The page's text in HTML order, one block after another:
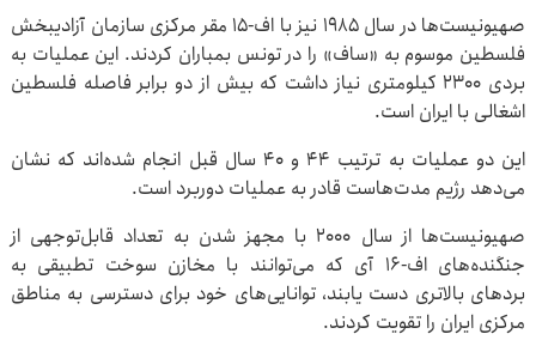
صهیونیست‌ها در سال ۱۹۸۵ نیز با اف-۱۵ مقر مرکزی سازمان آزادیبخش
فلسطین موسوم به «ساف» را در تونس بمباران کردند. این عملیات به
بردی ۲۳۰۰ کیلومتری نیاز داشت که بیش از دو برابر فاصله فلسطین
اشغالی با ایران است.
این دو عملیات به ترتیب ۴۴ و ۴۰ سال قبل انجام شده‌اند که نشان
می‌دهد رژیم مدت‌هاست قادر به عملیات دوربرد است.
صهیونیست‌ها از سال ۲۰۰۰ با مجهز شدن به تعداد قابل‌توجهی از
جنگنده‌های اف-۱۶ آی که می‌توانند با مخازن سوخت تطبیقی به
بردهای بالاتری دست یابند، توانایی‌های خود برای دسترسی به مناطق
مرکزی ایران را تقویت کردند.